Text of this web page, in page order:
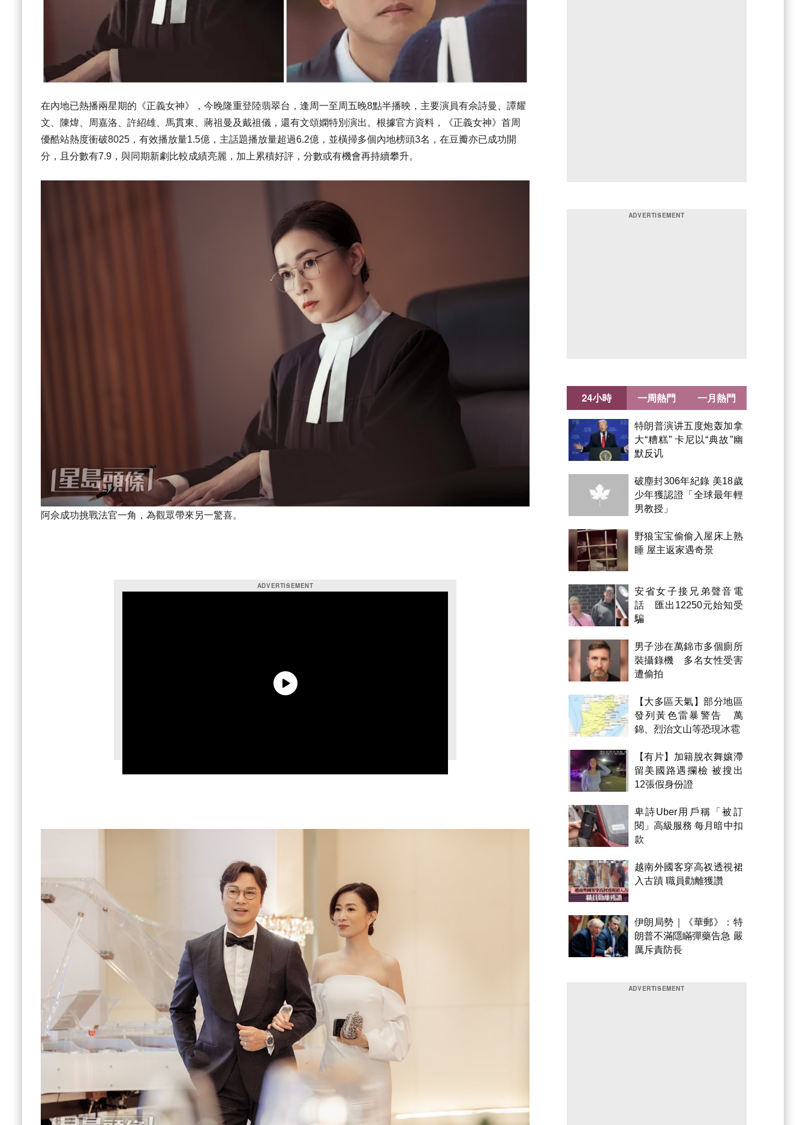
在內地已熱播兩星期的《正義女神》，今晚隆重登陸翡翠台，逢周一至周五晚8點半播映，主要演員有佘詩曼、譚耀
文、陳煒、周嘉洛、許紹雄、馬貫東、蔣祖曼及戴祖儀，還有文頌嫻特別演出。根據官方資料，《正義女神》首周
優酷站熱度衝破8025，有效播放量1.5億，主話題播放量超過6.2億，並橫掃多個內地榜頭3名，在豆瓣亦已成功開
分，且分數有7.9，與同期新劇比較成績亮麗，加上累積好評，分數或有機會再持續攀升。
阿佘成功挑戰法官一角，為觀眾帶來另一驚喜。
24小時
特朗普演讲五度炮轰加拿
大“糟糕” 卡尼以“典故”幽
默反讥
破塵封306年紀錄 美18歲
少年獲認證「全球最年輕
男教授」
野狼宝宝偷偷入屋床上熟
睡 屋主返家遇奇景
安省女子接兄弟聲音電
話 匯出12250元始知受
騙
男子涉在萬錦市多個廁所
裝攝錄機 多名女性受害
遭偷拍
【大多區天氣】部分地區
發列黃色雷暴警告 萬
錦、烈治文山等恐現冰雹
【有片】加籍脫衣舞孃滯
留美國路遇攔檢 被搜出
12張假身份證
卑詩Uber用戶稱「被訂
閱」高級服務 每月暗中扣
款
越南外國客穿高衩透視裙
入古蹟 職員勸離獲讚
伊朗局勢｜《華郵》：特
朗普不滿隱瞞彈藥告急 嚴
厲斥責防長
一周熱門 一月熱門